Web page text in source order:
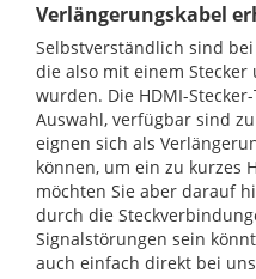
Verlängerungskabel
Selbstverständlich sind
die also mit einem
wurden. Die HDMI-
Auswahl, verfügbar sind
eignen sich als
können, um ein zu kurzes
möchten Sie aber darauf
durch die
Signalstörungen sein
auch einfach direkt bei